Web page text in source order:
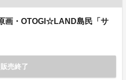
画・OTOGI☆LAND島民「サ
販売終了